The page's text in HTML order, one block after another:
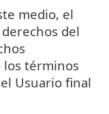
medio, el
del
los términos
Usuario final